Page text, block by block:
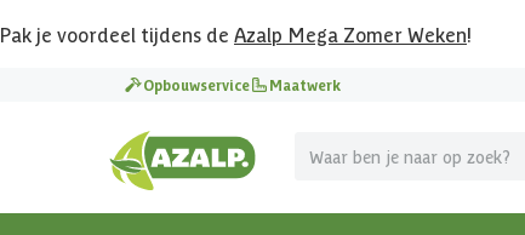
Pak je voordeel tijdens de Azalp Mega Zomer Weken!
Opbouwservice Maatwerk